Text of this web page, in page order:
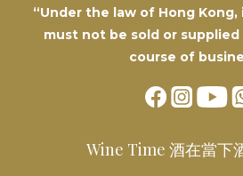
“Under the law of Hong
must not be sold or
course of
Wine Time 酒在當下